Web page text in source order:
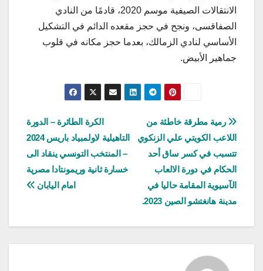
الانتقالات الصيفية موسم 2020، قادمًا من النادي
الصفاقسى، ونجح في حجز مقعده الدائم في التشكيل
الأساسي لنادي الزمالك، بعدما حجز مكانه في قلوب
جماهير الأبيض.
تصفّح
المقالات
الكرة الطائرة – الدورة
التاهيلية لاولمبياد باريس 2024
– المنتخب التونسي ينقاد الى
خسارة ثانية وريمونتادا مصرية
امام اليابان
رمية مطرقة خاطئة من
اللاعب الكويتي علي الزنكوي
تتسبب في كسر ساق أحد
الحكام في دورة الالعاب
الآسيوية المقامة حاليا في
مدينة هانغتشو الصين 2023.